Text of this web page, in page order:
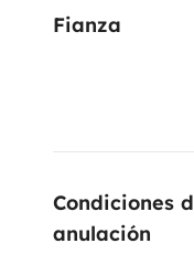
Fianza
Condiciones
anulación